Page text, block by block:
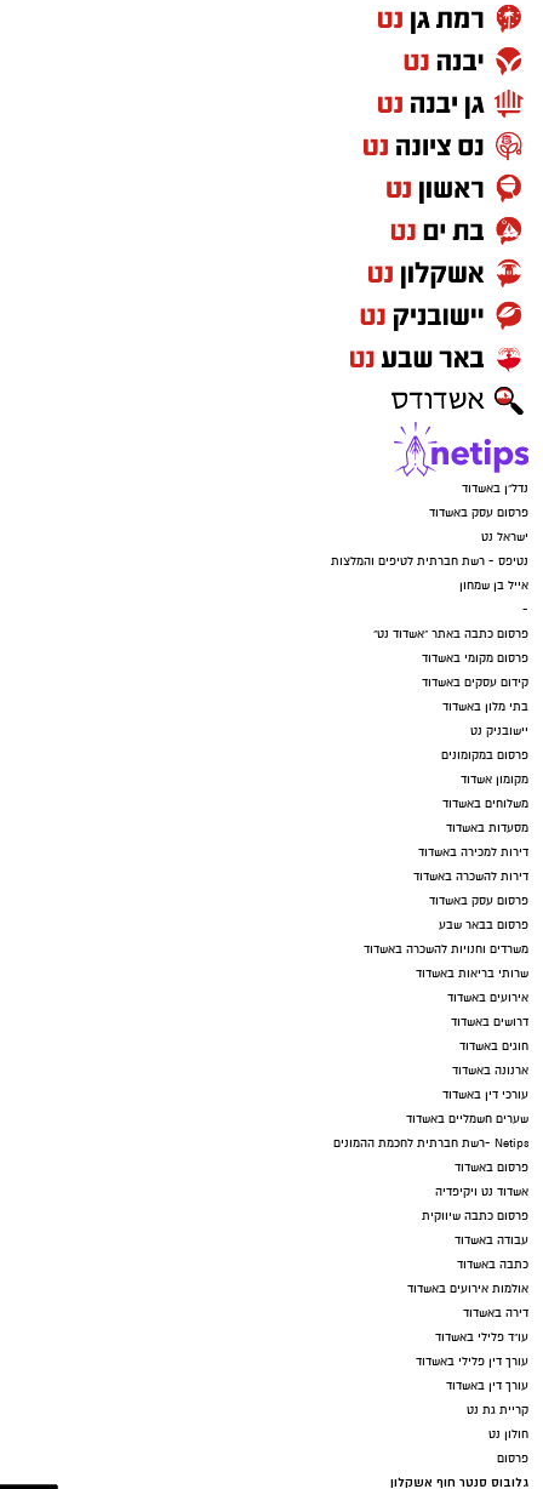
נדל"ן באשדוד
פרסום עסק באשדוד
ישראל נט
נטיפס - רשת חברתית לטיפים והמלצות
אייל בן שמחון
-
פרסום כתבה באתר "אשדוד נט"
פרסום מקומי באשדוד
קידום עסקים באשדוד
בתי מלון באשדוד
יישובניק נט
פרסום במקומונים
מקומון אשדוד
משלוחים באשדוד
מסעדות באשדוד
דירות למכירה באשדוד
דירות להשכרה באשדוד
פרסום עסק באשדוד
פרסום בבאר שבע
משרדים וחנויות להשכרה באשדוד
שרותי בריאות באשדוד
אירועים באשדוד
דרושים באשדוד
חוגים באשדוד
ארנונה באשדוד
עורכי דין באשדוד
שערים חשמליים באשדוד
Netips -רשת חברתית לחכמת ההמונים
פרסום באשדוד
אשדוד נט ויקיפדיה
פרסום כתבה שיווקית
עבודה באשדוד
כתבה באשדוד
אולמות אירועים באשדוד
דירה באשדוד
עו"ד פלילי באשדוד
עורך דין פלילי באשדוד
עורך דין באשדוד
קריית גת נט
חולון נט
פרסום
גלובוס סנטר חוף אשקלון